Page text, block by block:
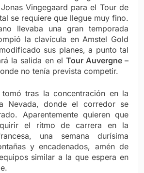
Vingegaard para el Tour de
se requiere que llegue muy fino.
llevaba una gran temporada
la clavícula en Amstel Gold
sus planes, a punto tal
la salida en el Tour Auvergne –
no tenía prevista competir.
tras la concentración en la
Nevada, donde el corredor se
Aparentemente quieren que
el ritmo de carrera en la
una semana durísima
y encadenados, amén de
similar a la que espera en